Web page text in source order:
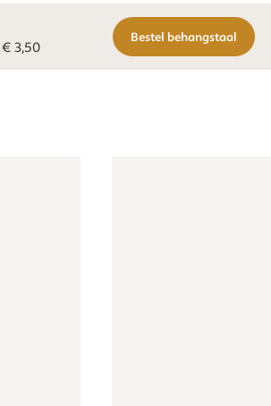
3,50
Bestel behangstaal